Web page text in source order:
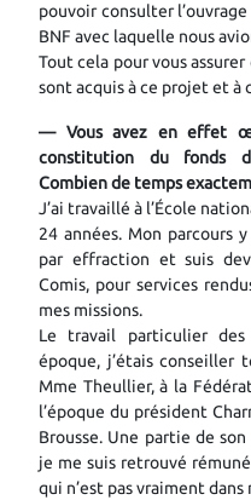
pouvoir consulter
BNF avec laquelle nous
Tout cela pour vous
sont acquis à ce projet et à
— Vous avez en effet
constitution du fonds
Combien de temps
J’ai travaillé à l’École
24 années. Mon parcours
par effraction et suis
Comis, pour services
mes missions.
Le travail particulier
époque, j’étais conseiller
Mme Theullier, à la
l’époque du président
Brousse. Une partie de
je me suis retrouvé
qui n’est pas vraiment dans